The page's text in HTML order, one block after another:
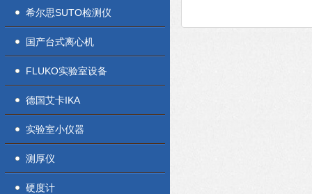
希尔思SUTO检测仪
国产台式离心机
FLUKO实验室设备
德国艾卡IKA
实验室小仪器
测厚仪
硬度计